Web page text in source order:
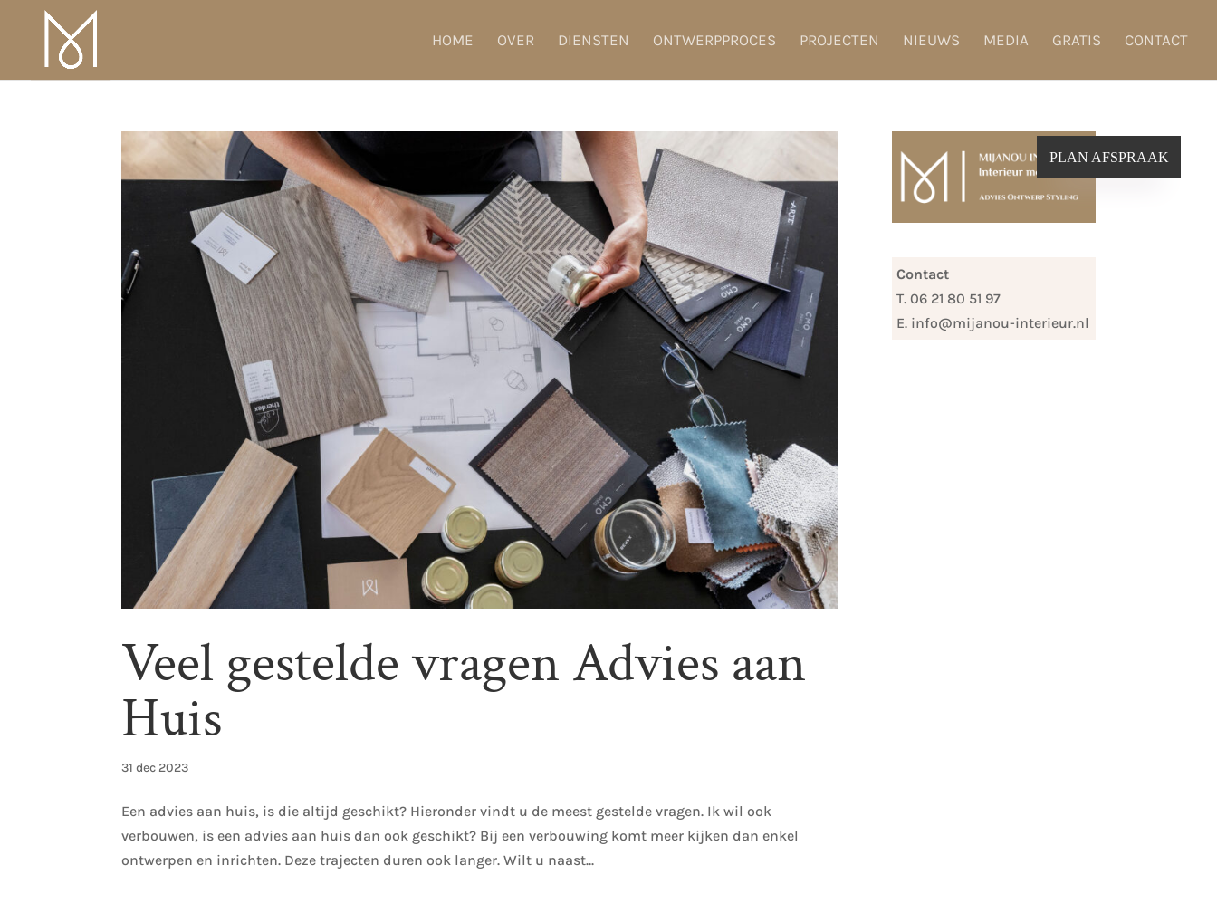
HOME OVER DIENSTEN ONTWERPPROCES PROJECTEN NIEUWS MEDIA GRATIS CONTACT
Veel gestelde vragen Advies aan
Huis
31 dec 2023
Een advies aan huis, is die altijd geschikt? Hieronder vindt u de meest gestelde vragen. Ik wil ook
verbouwen, is een advies aan huis dan ook geschikt? Bij een verbouwing komt meer kijken dan enkel
ontwerpen en inrichten. Deze trajecten duren ook langer. Wilt u naast...
Contact
T. 06 21 80 51 97
E. info@mijanou-interieur.nl
PLAN AFSPRAAK